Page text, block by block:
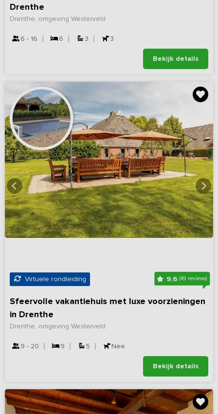
Drenthe
Drenthe, omgeving Westerveld
6 - 16 6 3 3
Bekijk details
Virtuele rondleiding 9,6(49 reviews)
Sfeervolle vakantiehuis met luxe voorzieningen
in Drenthe
Drenthe, omgeving Westerveld
9 - 20 9 5 Nee
Bekijk details